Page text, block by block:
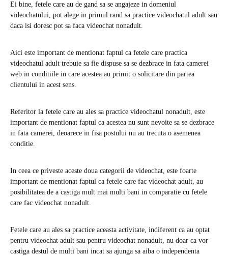
Ei bine, fetele care au de gand sa se angajeze in domeniul
videochatului, pot alege in primul rand sa practice videochatul adult sau
daca isi doresc pot sa faca videochat nonadult.
Aici este important de mentionat faptul ca fetele care practica
videochatul adult trebuie sa fie dispuse sa se dezbrace in fata camerei
web in conditiile in care acestea au primit o solicitare din partea
clientului in acest sens.
Referitor la fetele care au ales sa practice videochatul nonadult, este
important de mentionat faptul ca acestea nu sunt nevoite sa se dezbrace
in fata camerei, deoarece in fisa postului nu au trecuta o asemenea
conditie.
In ceea ce priveste aceste doua categorii de videochat, este foarte
important de mentionat faptul ca fetele care fac videochat adult, au
posibilitatea de a castiga mult mai multi bani in comparatie cu fetele
care fac videochat nonadult.
Fetele care au ales sa practice aceasta activitate, indiferent ca au optat
pentru videochat adult sau pentru videochat nonadult, nu doar ca vor
castiga destul de multi bani incat sa ajunga sa aiba o independenta